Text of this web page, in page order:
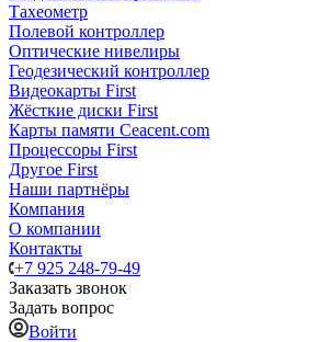
Тахеометр
Полевой контроллер
Оптические нивелиры
Геодезический контроллер
Видеокарты First
Жёсткие диски First
Карты памяти Ceacent.com
Процессоры First
Другое First
Наши партнёры
Компания
О компании
Контакты
+7 925 248-79-49
Заказать звонок
Задать вопрос
Войти